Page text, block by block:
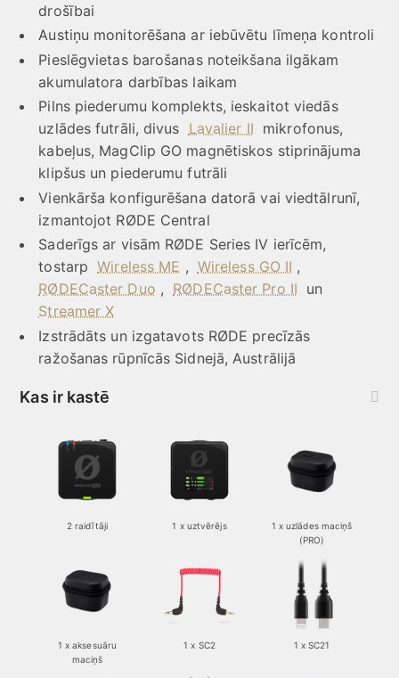
drošībai
Austiņu monitorēšana ar iebūvētu līmeņa kontroli
Pieslēgvietas barošanas noteikšana ilgākam
akumulatora darbības laikam
Pilns piederumu komplekts, ieskaitot viedās
uzlādes futrāli, divus Lavalier II mikrofonus,
kabeļus, MagClip GO magnētiskos stiprinājuma
klipšus un piederumu futrāli
Vienkārša konfigurēšana datorā vai viedtālrunī,
izmantojot RØDE Central
Saderīgs ar visām RØDE Series IV ierīcēm,
tostarpWireless ME , Wireless GO II ,
RØDECaster Duo , RØDECaster Pro II un
Streamer X
Izstrādāts un izgatavots RØDE precīzās
ražošanas rūpnīcās Sidnejā, Austrālijā
Kas ir kastē
2 raidītāji
1 x SC21
1 x uztvērējs
1 x uzlādes maciņš
(PRO)
1 x aksesuāru
maciņš
1 x SC2